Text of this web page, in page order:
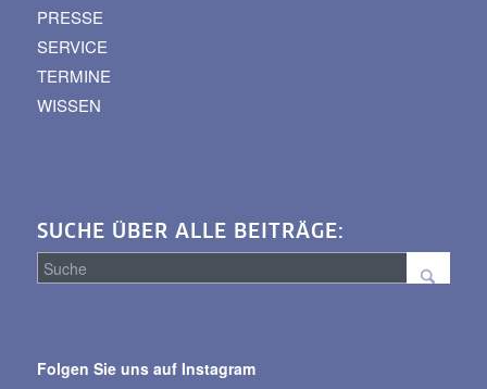
PRESSE
SERVICE
TERMINE
WISSEN
SUCHE ÜBER ALLE BEITRÄGE:
alle
Folgen Sie uns auf Instagram